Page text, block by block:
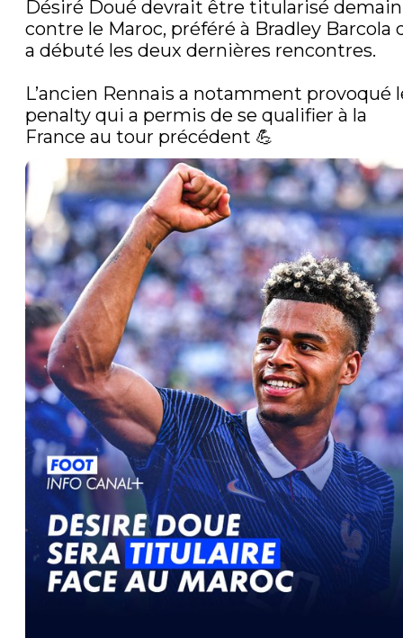
Désiré Doué devrait être titularisé demain
contre le Maroc, préféré à Bradley Barcola
a débuté les deux dernières rencontres.
L’ancien Rennais a notamment provoqué
penalty qui a permis de se qualifier à la
France au tour précédent 💪